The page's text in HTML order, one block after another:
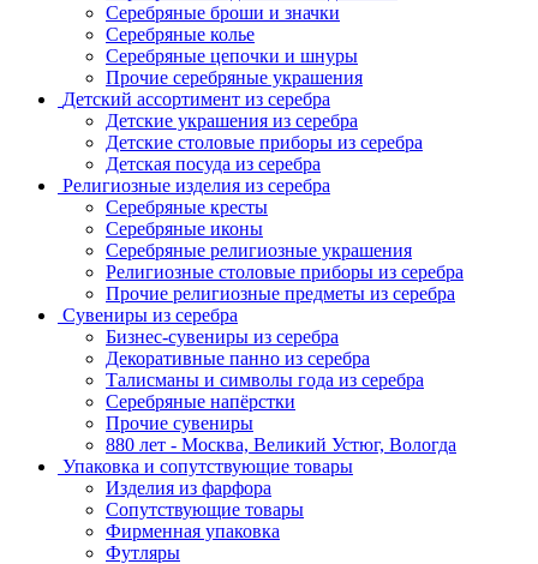
Серебряные броши и значки
Серебряные колье
Серебряные цепочки и шнуры
Прочие серебряные украшения
Детский ассортимент из серебра
Детские украшения из серебра
Детские столовые приборы из серебра
Детская посуда из серебра
Религиозные изделия из серебра
Серебряные кресты
Серебряные иконы
Серебряные религиозные украшения
Религиозные столовые приборы из серебра
Прочие религиозные предметы из серебра
Сувениры из серебра
Бизнес-сувениры из серебра
Декоративные панно из серебра
Талисманы и символы года из серебра
Серебряные напёрстки
Прочие сувениры
880 лет - Москва, Великий Устюг, Вологда
Упаковка и сопутствующие товары
Изделия из фарфора
Сопутствующие товары
Фирменная упаковка
Футляры